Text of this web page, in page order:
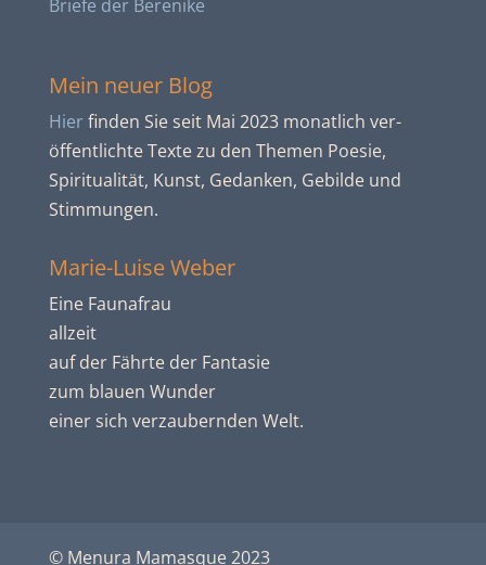
Briefe der Berenike
Mein neuer Blog
Hier finden Sie seit Mai 2023 monatlich ver­
öffent­lichte Texte zu den Themen Poesie,
Spiritua­lität, Kunst, Gedanken, Gebilde und
Stim­mun­gen.
Marie-Luise Weber
Eine Faunafrau
allzeit
auf der Fährte der Fantasie
zum blauen Wunder
einer sich verzaubernden Welt.
© Menura Mamasque 2023